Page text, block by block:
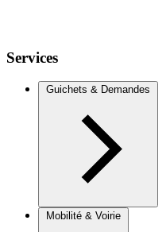
Services
Guichets & Demandes
Mobilité & Voirie